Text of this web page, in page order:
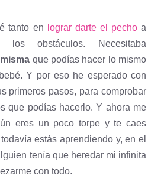
tanto en lograr darte el pechoa
obstáculos. Necesitaba
que podías hacer lo mismo
Y por eso he esperado con
primeros pasos, para comprobar
que podías hacerlo. Y ahora me
eres un poco torpe y te caes
estás aprendiendo y, en el
tenía que heredar mi infinita
con todo.